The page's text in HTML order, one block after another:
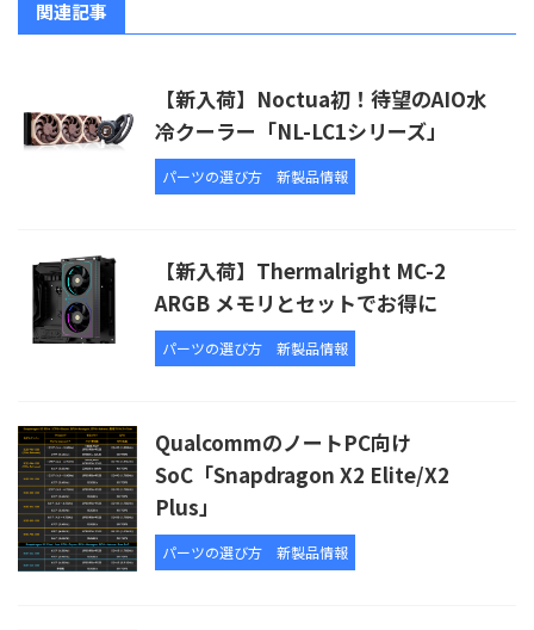
関連記事
【新入荷】Noctua初！待望のAIO水
冷クーラー「NL-LC1シリーズ」
パーツの選び方 新製品情報
【新入荷】Thermalright MC-2
ARGB メモリとセットでお得に
パーツの選び方 新製品情報
QualcommのノートPC向け
SoC「Snapdragon X2 Elite/X2
Plus」
パーツの選び方 新製品情報